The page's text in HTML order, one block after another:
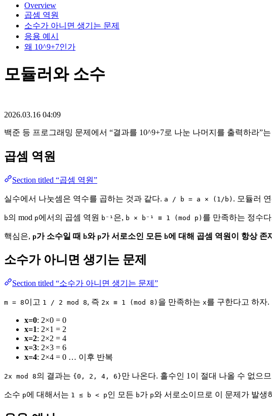
Overview
곱셈 역원
소수가 아니면 생기는 문제
응용 예시
왜 10^9+7인가
모듈러와 소수
2026.03.16 04:09
백준 등 프로그래밍 문제에서 “결과를 10^9+7로 나눈 나머지를 출력하라
곱셈 역원
Section titled “곱셈 역원”
실수에서 나눗셈은 역수를 곱하는 것과 같다. a / b = a × (1/b) . 모듈러
b의 mod p에서의 곱셈 역원 b⁻¹ 은, b × b⁻¹ ≡ 1 (mod p) 를 만족하는 정수
핵심은, p가 소수일 때 b와 p가 서로소인 모든 b에 대해 곱셈 역원이 항상 존
소수가 아니면 생기는 문제
Section titled “소수가 아니면 생기는 문제”
m = 8이고 1 / 2 mod 8, 즉 2x ≡ 1 (mod 8) 을 만족하는 x를 구한다고 하자.
x=0: 2×0 = 0
x=1: 2×1 = 2
x=2: 2×2 = 4
x=3: 2×3 = 6
x=4: 2×4 = 0 … 이후 반복
2x mod 8의 결과는 {0, 2, 4, 6}만 나온다. 홀수인 1이 절대 나올 수 없으
소수 p에 대해서는 1 ≤ b < p인 모든 b가 p와 서로소이므로 이 문제가 발생